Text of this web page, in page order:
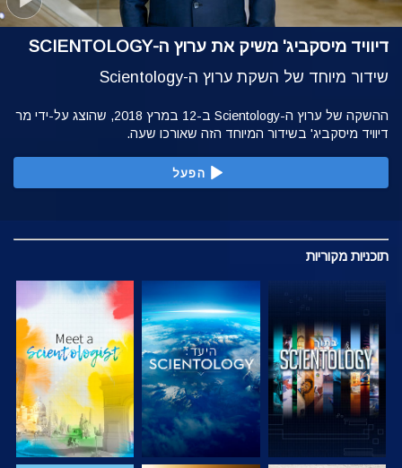
דיוויד מיסקביג' משיק את ערוץ ה-SCIENTOLOGY
שידור מיוחד של השקת ערוץ ה-Scientology
ההשקה של ערוץ ה-Scientology ב-12 במרץ 2018, שהוצג על-ידי מר
דיוויד מיסקביג' בשידור המיוחד הזה שאורכו שעה.
הפעל
תוכניות מקוריות